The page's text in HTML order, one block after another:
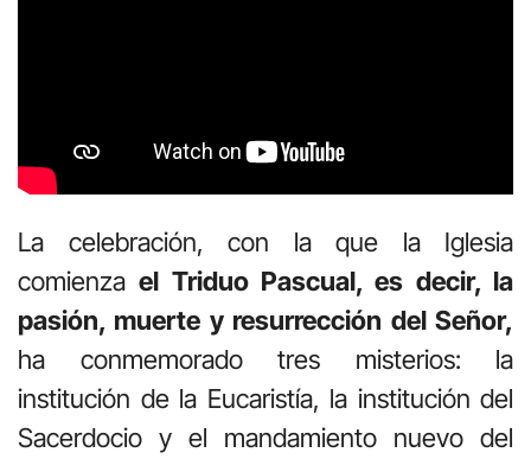
La celebración, con la que la Iglesia
comienzael Triduo Pascual, es decir, la
pasión, muerte y resurrección del Señor,
ha conmemorado tres misterios: la
institución de la Eucaristía, la institución del
Sacerdocio y el mandamiento nuevo del